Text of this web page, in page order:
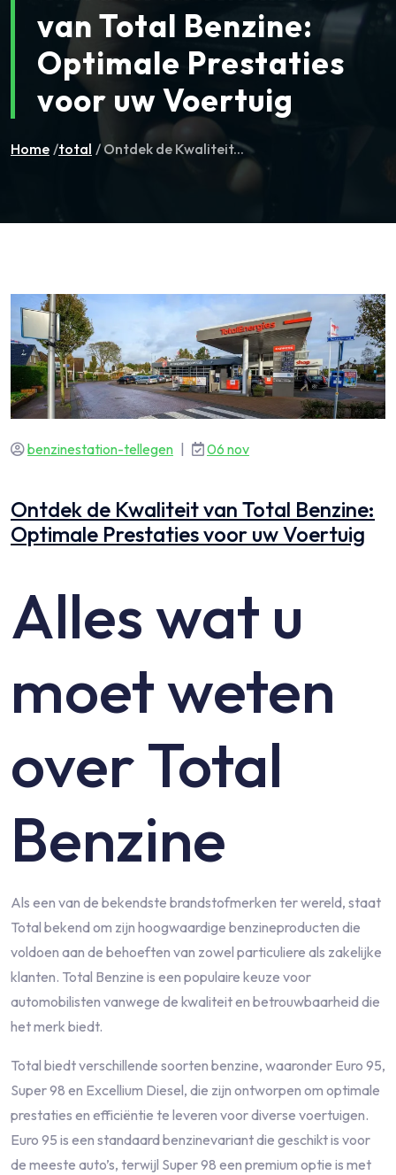
van Total Benzine:
Optimale Prestaties
voor uw Voertuig
Home /total / Ontdek de Kwaliteit...
benzinestation-tellegen 06 nov
Ontdek de Kwaliteit van Total Benzine:
Optimale Prestaties voor uw Voertuig
Alles wat u
moet weten
over Total
Benzine
Als een van de bekendste brandstofmerken ter wereld, staat
Total bekend om zijn hoogwaardige benzineproducten die
voldoen aan de behoeften van zowel particuliere als zakelijke
klanten. Total Benzine is een populaire keuze voor
automobilisten vanwege de kwaliteit en betrouwbaarheid die
het merk biedt.
Total biedt verschillende soorten benzine, waaronder Euro 95,
Super 98 en Excellium Diesel, die zijn ontworpen om optimale
prestaties en efficiëntie te leveren voor diverse voertuigen.
Euro 95 is een standaard benzinevariant die geschikt is voor
de meeste auto’s, terwijl Super 98 een premium optie is met